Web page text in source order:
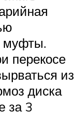
муфты.
перекосе
из
диска
за 3